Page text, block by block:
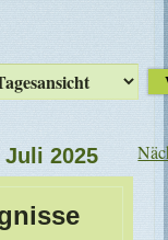
Juli 2025